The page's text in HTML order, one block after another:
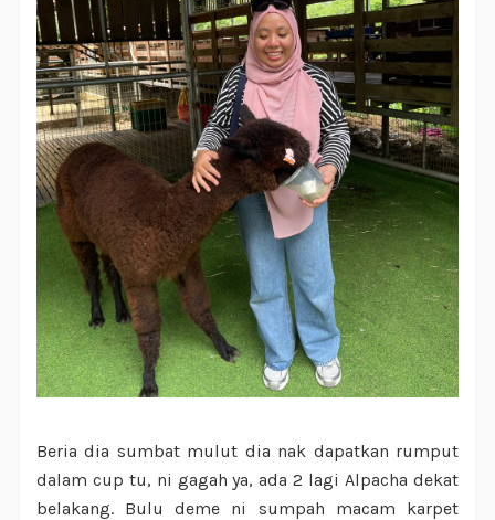
Beria dia sumbat mulut dia nak dapatkan rumput
dalam cup tu, ni gagah ya, ada 2 lagi Alpacha dekat
belakang. Bulu deme ni sumpah macam karpet